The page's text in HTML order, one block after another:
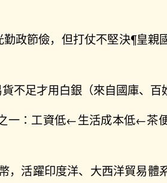
政節儉，但打仗不堅決¶皇親
不足才用白銀（來自國庫、百
一：工資低←生活成本低←茶
，活躍印度洋、大西洋貿易體